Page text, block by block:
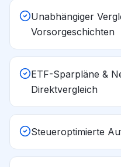
Unabhängiger
Vorsorgeschichten
ETF-Sparpläne &
Direktvergleich
Steueroptimierte